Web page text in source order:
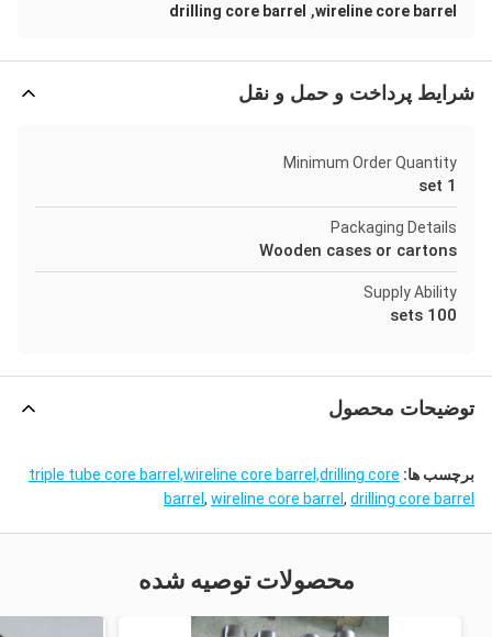
wireline core barrel
,
drilling core barrel
شرایط پرداخت و حمل و نقل
Minimum Order Quantity
1 set
Packaging Details
Wooden cases or cartons
Supply Ability
100 sets
توضیحات محصول
برچسب ها: triple tube core barrel,wireline core barrel,drilling core
barrel , wireline core barrel , drilling core barrel
محصولات توصیه شده